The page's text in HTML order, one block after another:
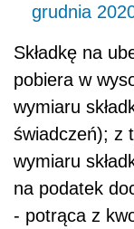
grudnia
Składkę na
pobiera w
wymiaru
świadczeń); z
wymiaru
na podatek
- potrąca z